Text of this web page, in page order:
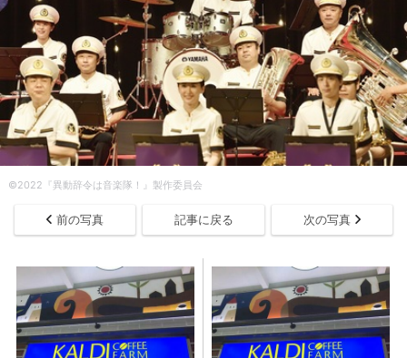
©2022『異動辞令は音楽隊！』製作委員会
前の写真 記事に戻る 次の写真